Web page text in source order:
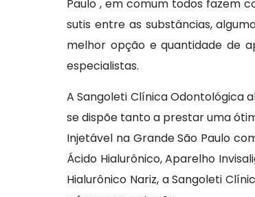
Paulo , em comum todos fazem
sutis entre as substâncias,
melhor opção e quantidade de
especialistas.
A Sangoleti Clínica Odontológica
se dispõe tanto a prestar uma
Injetável na Grande São Paulo
Ácido Hialurônico, Aparelho
Hialurônico Nariz, a Sangoleti